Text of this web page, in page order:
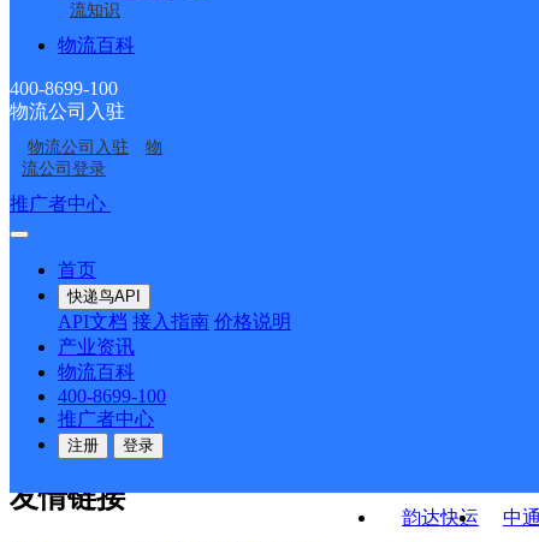
流知识
物流百科
400-8699-100
物流公司入驻
物流公司入驻
物
流公司登录
推广者中心
首页
快递鸟API
API文档 接入指南 价格说明
产业资讯
物流百科
400-8699-100
推广者中心
注册 登录
分部
山东威海公司哈尔滨工
业大学分部
威海
山东威海公司羊亭镇初
村镇分部
山东威海公司温泉镇分
部
山东威海公司跨境电商
韵达快运
中
接口API
API接口 DEMO下载
关于我们
公司介绍 企业动态
合作伙伴 快递鸟接口服务协议
户隐私政策
友情链接